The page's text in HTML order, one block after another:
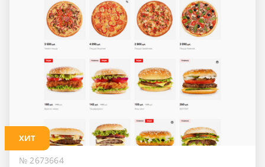
ХИТ
№ 2673664